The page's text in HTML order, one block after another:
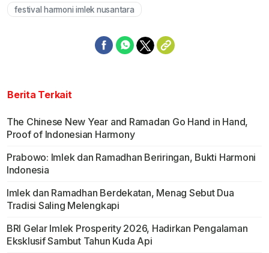
festival harmoni imlek nusantara
Berita Terkait
The Chinese New Year and Ramadan Go Hand in Hand,
Proof of Indonesian Harmony
Prabowo: Imlek dan Ramadhan Beriringan, Bukti Harmoni
Indonesia
Imlek dan Ramadhan Berdekatan, Menag Sebut Dua
Tradisi Saling Melengkapi
BRI Gelar Imlek Prosperity 2026, Hadirkan Pengalaman
Eksklusif Sambut Tahun Kuda Api